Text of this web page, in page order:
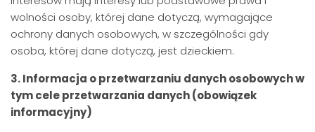
wolności osoby, której dane dotyczą, wymagające
ochrony danych osobowych, w szczególności gdy
osoba, której dane dotyczą, jest dzieckiem.
3. Informacja o przetwarzaniu danych osobowych w
tym cele przetwarzania danych (obowiązek
informacyjny)